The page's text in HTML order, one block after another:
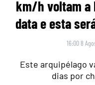
km/h voltam a
data e esta
16:00 8
Este arquipélago
dias por